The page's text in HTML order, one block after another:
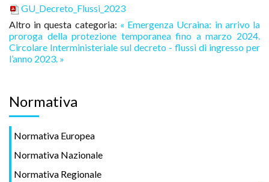
GU_Decreto_Flussi_2023
Altro in questa categoria: « Emergenza Ucraina: in arrivo la
proroga della protezione temporanea fino a marzo 2024.
Circolare Interministeriale sul decreto - flussi di ingresso per
l’anno 2023. »
Normativa
Normativa Europea
Normativa Nazionale
Normativa Regionale